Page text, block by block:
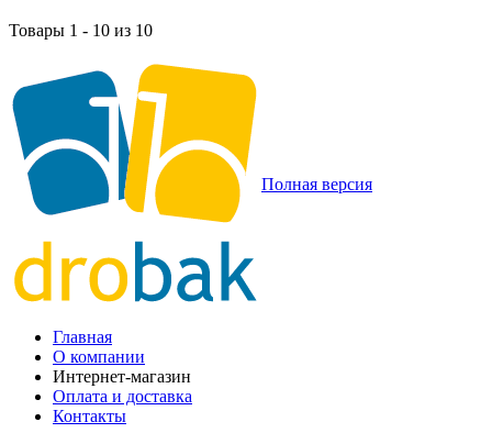
Товары 1 - 10 из 10
Полная версия
Главная
О компании
Интернет-магазин
Оплата и доставка
Контакты